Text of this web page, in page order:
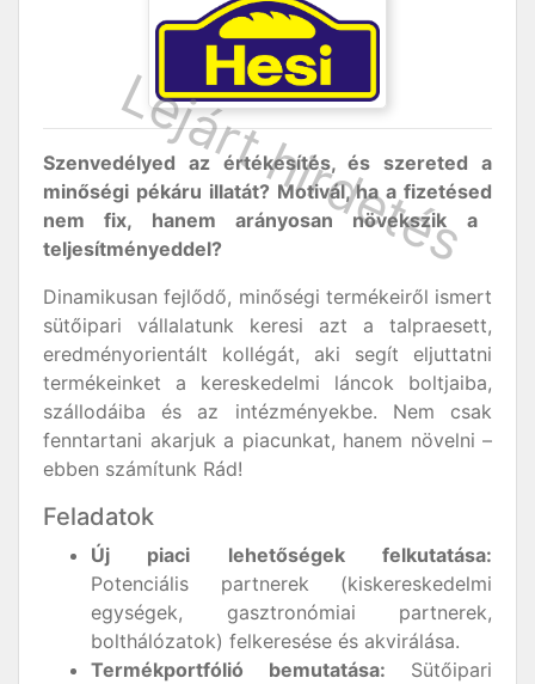
Szenvedélyed az értékesítés, és szereted a
minőségi pékáru illatát? Motivál, ha a fizetésed
nem fix, hanem arányosan növekszik a
teljesítményeddel?
Dinamikusan fejlődő, minőségi termékeiről ismert
sütőipari vállalatunk keresi azt a talpraesett,
eredményorientált kollégát, aki segít eljuttatni
termékeinket a kereskedelmi láncok boltjaiba,
szállodáiba és az intézményekbe. Nem csak
fenntartani akarjuk a piacunkat, hanem növelni –
ebben számítunk Rád!
Feladatok
Új piaci lehetőségek felkutatása:
Potenciális partnerek (kiskereskedelmi
egységek, gasztronómiai partnerek,
bolthálózatok) felkeresése és akvirálása.
Termékportfólió bemutatása: Sütőipari